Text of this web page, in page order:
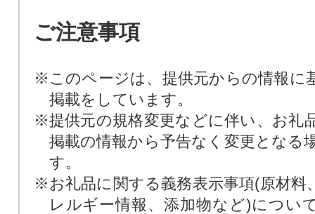
ご注意事項
※このページは、提供元からの情報に
掲載をしています。
※提供元の規格変更などに伴い、お礼
掲載の情報から予告なく変更となる
す。
※お礼品に関する義務表示事項(原材料
レルギー情報、添加物など)につい